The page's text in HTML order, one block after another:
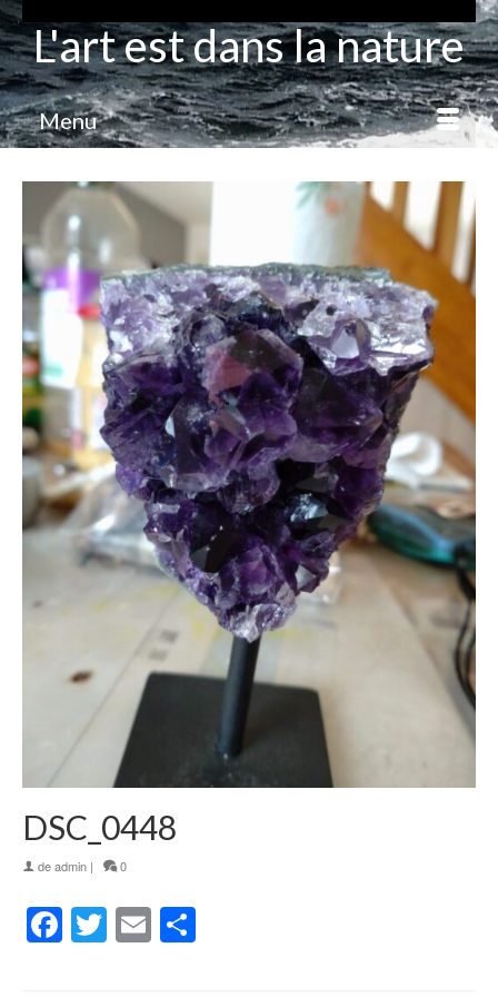
L'art est dans la nature
Menu
DSC_0448
deadmin | 0
Facebook
Twitter
Email